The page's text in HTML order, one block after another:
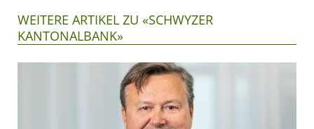
WEITERE ARTIKEL ZU «SCHWYZER
KANTONALBANK»